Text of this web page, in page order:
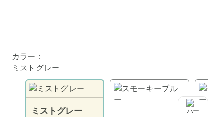
カラー：
ミストグレー
ミストグレー